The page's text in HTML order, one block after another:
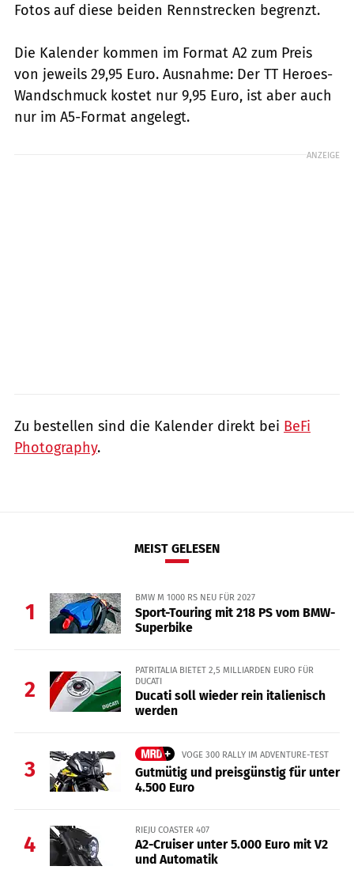
Fotos auf diese beiden Rennstrecken begrenzt.
Die Kalender kommen im Format A2 zum Preis
von jeweils 29,95 Euro. Ausnahme: Der TT Heroes-
Wandschmuck kostet nur 9,95 Euro, ist aber auch
nur im A5-Format angelegt.
ANZEIGE
Zu bestellen sind die Kalender direkt bei BeFi
Photography.
MEIST GELESEN
1
BMW M 1000 RS NEU FÜR 2027
Sport-Touring mit 218 PS vom BMW-
Superbike
2
PATRITALIA BIETET 2,5 MILLIARDEN EURO FÜR
DUCATI
Ducati soll wieder rein italienisch
werden
3
VOGE 300 RALLY IM ADVENTURE-TEST
Gutmütig und preisgünstig für unter
4.500 Euro
4
RIEJU COASTER 407
A2-Cruiser unter 5.000 Euro mit V2
und Automatik